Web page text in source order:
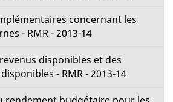
concernant les
- RMR - 2013-14
disponibles et des
- RMR - 2013-14